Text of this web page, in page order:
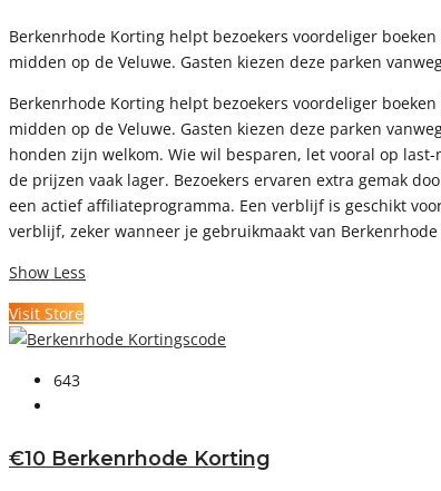
Berkenrhode Korting helpt bezoekers voordeliger
midden op de Veluwe. Gasten kiezen deze parken
Berkenrhode Korting helpt bezoekers voordeliger
midden op de Veluwe. Gasten kiezen deze parken
honden zijn welkom. Wie wil besparen, let vooral op
de prijzen vaak lager. Bezoekers ervaren extra gemak
een actief affiliateprogramma. Een verblijf is geschikt
verblijf, zeker wanneer je gebruikmaakt van
Show Less
Visit Store
643
€10 Berkenrhode Korting